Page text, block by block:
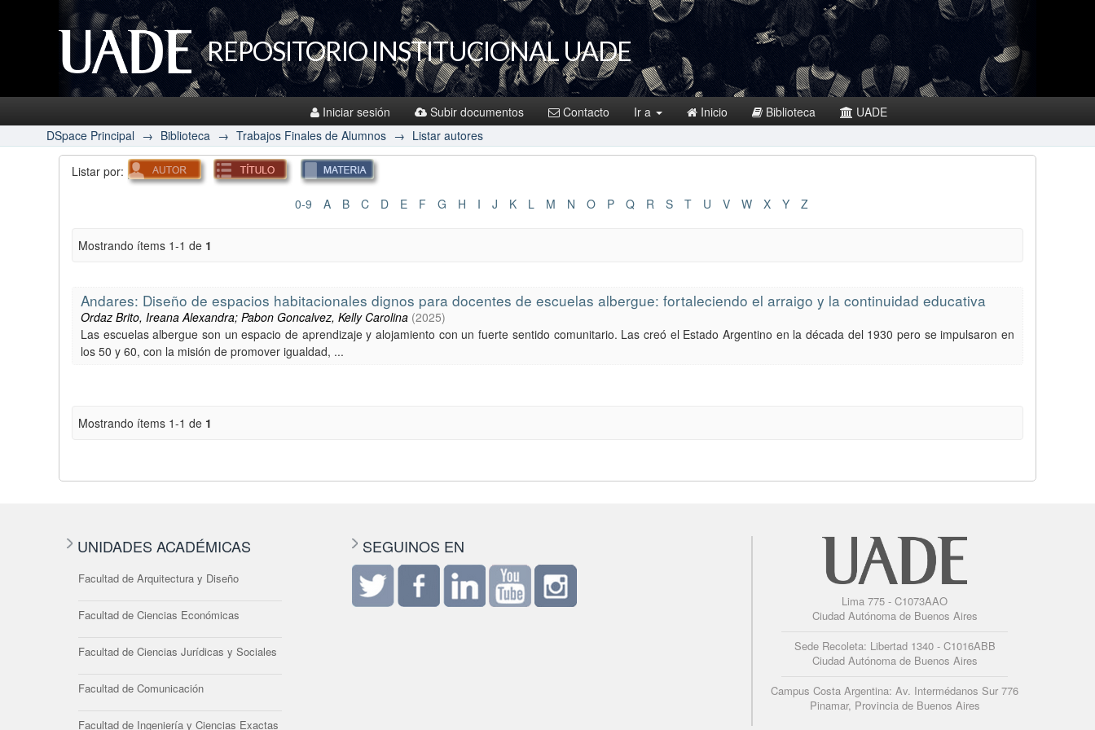
REPOSITORIO INSTITUCIONAL UADE
Iniciar sesión Subir documentos Contacto Ir a Inicio Biblioteca
UADE
DSpace Principal → Biblioteca → Trabajos Finales de Alumnos → Listar autores
Listar por:
0-9 A B C D E F G H I J K L M N O P Q R S T U V W X Y Z
Mostrando ítems 1-1 de 1
Andares: Diseño de espacios habitacionales dignos para docentes de escuelas albergue: fortaleciendo el arraigo y la continuidad educativa
Ordaz Brito, Ireana Alexandra; Pabon Goncalvez, Kelly Carolina (2025)
Las escuelas albergue son un espacio de aprendizaje y alojamiento con un fuerte sentido comunitario. Las creó el Estado Argentino en la década del 1930 pero se impulsaron en
los 50 y 60, con la misión de promover igualdad, ...
Mostrando ítems 1-1 de 1
UNIDADES ACADÉMICAS
Facultad de Arquitectura y Diseño
Facultad de Ciencias Económicas
Facultad de Ciencias Jurídicas y Sociales
Facultad de Comunicación
Facultad de Ingeniería y Ciencias Exactas
SEGUINOS EN
Lima 775 - C1073AAO
Ciudad Autónoma de Buenos Aires
Sede Recoleta: Libertad 1340 - C1016ABB
Ciudad Autónoma de Buenos Aires
Campus Costa Argentina: Av. Intermédanos Sur 776
Pinamar, Provincia de Buenos Aires